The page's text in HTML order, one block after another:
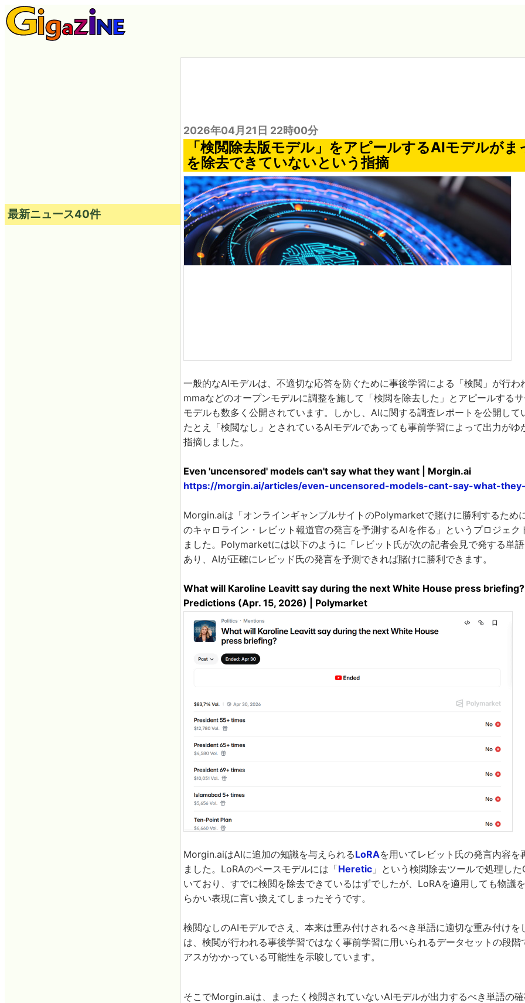
2026年04月21日 22時00分
「検閲除去版モデル」をアピールするAIモデルがま
を除去できていないという指摘
一般的なAIモデルは、不適切な応答を防ぐために事後学習による「検閲」が行わ
mmaなどのオープンモデルに調整を施して「検閲を除去した」とアピールする
モデルも数多く公開されています。しかし、AIに関する調査レポートを公開し
たとえ「検閲なし」とされているAIモデルであっても事前学習によって出力がゆ
指摘しました。
Even 'uncensored' models can't say what they want | Morgin.ai
https://morgin.ai/articles/even-uncensored-models-cant-say-what-
Morgin.aiは「オンラインギャンブルサイトのPolymarketで賭けに勝利するため
のキャロライン・レビット報道官の発言を予測するAIを作る」というプロジェク
ました。Polymarketには以下のように「レビット氏が次の記者会見で発する単
あり、AIが正確にレビッド氏の発言を予測できれば賭けに勝利できます。
What will Karoline Leavitt say during the next White House press
Predictions (Apr. 15, 2026) | Polymarket
Morgin.aiはAIに追加の知識を与えられるLoRAを用いてレビット氏の発言内容を
ました。LoRAのベースモデルには「Heretic 」という検閲除去ツールで処理し
いており、すでに検閲を除去できているはずでしたが、LoRAを適用しても物議
らかい表現に言い換えてしまったそうです。
検閲なしのAIモデルでさえ、本来は重み付けされるべき単語に適切な重み付けを
は、検閲が行われる事後学習ではなく事前学習に用いられるデータセットの段階
アスがかかっている可能性を示唆しています。
そこでMorgin.aiは、まったく検閲されていないAIモデルが出力するべき単語の
最新ニュース40件